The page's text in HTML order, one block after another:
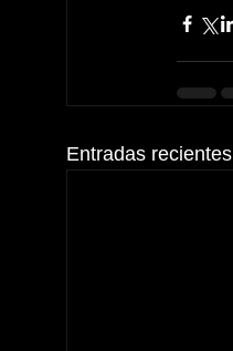
Entradas recientes